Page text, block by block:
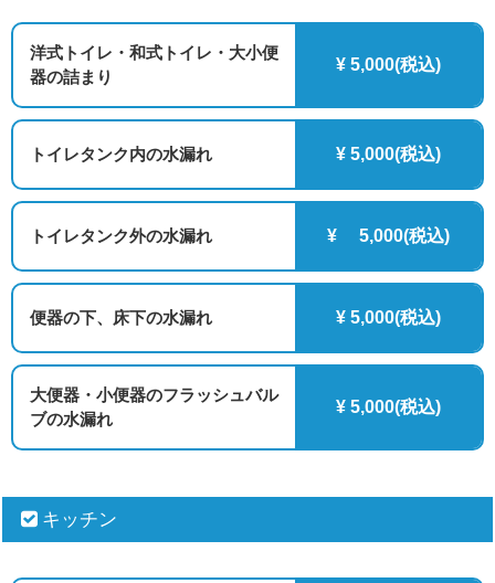
洋式トイレ・和式トイレ・大小便
器の詰まり
¥ 5,000(税込)
トイレタンク内の水漏れ ¥ 5,000(税込)
トイレタンク外の水漏れ ¥ 5,000(税込)
便器の下、床下の水漏れ ¥ 5,000(税込)
大便器・小便器のフラッシュバル
ブの水漏れ
¥ 5,000(税込)
キッチン